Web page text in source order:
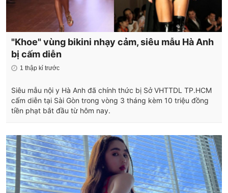
"Khoe" vùng bikini nhạy cảm, siêu mẫu Hà Anh
bị cấm diễn
1 thập kỉ trước
Siêu mẫu nội y Hà Anh đã chính thức bị Sở VHTTDL TP.HCM
cấm diễn tại Sài Gòn trong vòng 3 tháng kèm 10 triệu đồng
tiền phạt bắt đầu từ hôm nay.